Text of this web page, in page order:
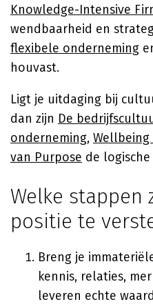
Knowledge-Intensive
wendbaarheid en
flexibele onderneming
houvast.
Ligt je uitdaging bij
dan zijn De
onderneming, Wellbeing
van Purpose de logische
Welke stappen
positie te
Breng je
kennis, relaties,
leveren echte